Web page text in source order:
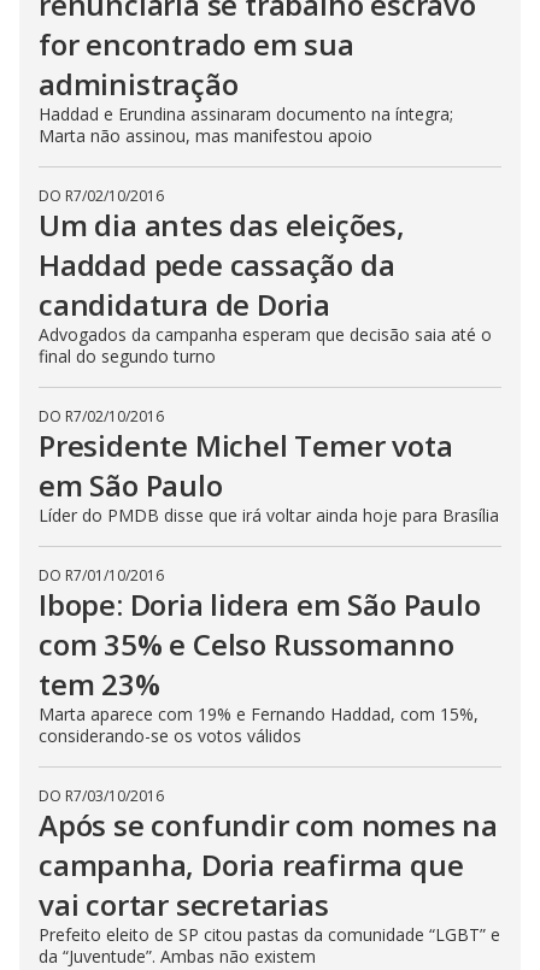
for encontrado em sua
administração
Haddad e Erundina assinaram documento na íntegra;
Marta não assinou, mas manifestou apoio
DO R7/02/10/2016
Um dia antes das eleições,
Haddad pede cassação da
candidatura de Doria
Advogados da campanha esperam que decisão saia até o
final do segundo turno
DO R7/02/10/2016
Presidente Michel Temer vota
em São Paulo
Líder do PMDB disse que irá voltar ainda hoje para Brasília
DO R7/01/10/2016
Ibope: Doria lidera em São Paulo
com 35% e Celso Russomanno
tem 23%
Marta aparece com 19% e Fernando Haddad, com 15%,
considerando-se os votos válidos
DO R7/03/10/2016
Após se confundir com nomes na
campanha, Doria reafirma que
vai cortar secretarias
Prefeito eleito de SP citou pastas da comunidade “LGBT” e
da “Juventude”. Ambas não existem